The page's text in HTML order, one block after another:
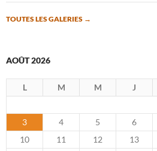
TOUTES LES GALERIES →
AOÛT 2026
L M M J
3
4 5 6
10
11 12 13